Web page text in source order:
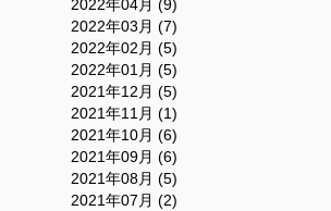
2022年04月 (9)
2022年03月 (7)
2022年02月 (5)
2022年01月 (5)
2021年12月 (5)
2021年11月 (1)
2021年10月 (6)
2021年09月 (6)
2021年08月 (5)
2021年07月 (2)